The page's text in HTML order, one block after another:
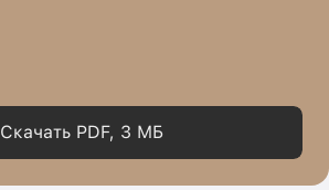
Скачать PDF, 3 МБ